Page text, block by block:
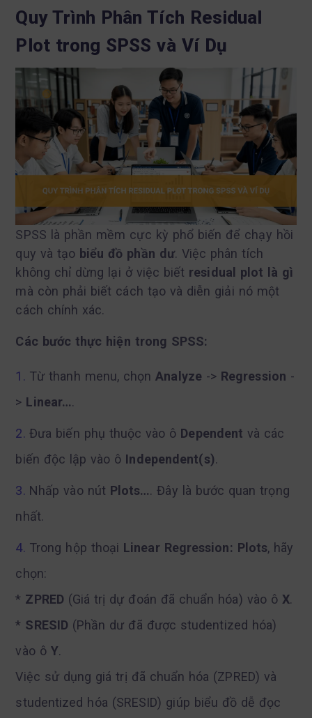
Quy Trình Phân Tích Residual
Plot trong SPSS và Ví Dụ
SPSS là phần mềm cực kỳ phổ biến để chạy hồi
quy và tạo biểu đồ phần dư. Việc phân tích
không chỉ dừng lại ở việc biết residual plot là gì
mà còn phải biết cách tạo và diễn giải nó một
cách chính xác.
Các bước thực hiện trong SPSS:
Từ thanh menu, chọnAnalyze-> Regression -
> Linear….
Đưa biến phụ thuộc vào ô Dependent và các
biến độc lập vào ô Independent(s).
Nhấp vào nút Plots…. Đây là bước quan trọng
nhất.
Trong hộp thoại Linear Regression: Plots, hãy
chọn:
* ZPRED(Giá trị dự đoán đã chuẩn hóa) vào ô X.
* SRESID (Phần dư đã được studentized hóa)
vào ô Y.
Việc sử dụng giá trị đã chuẩn hóa (ZPRED) và
studentized hóa (SRESID) giúp biểu đồ dễ đọc